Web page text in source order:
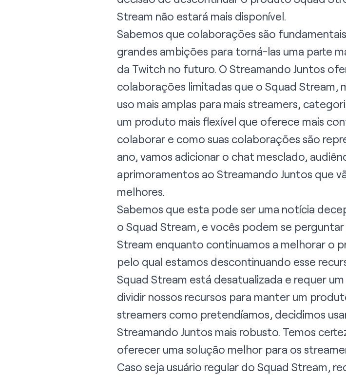
Stream não estará mais disponível.
Sabemos que colaborações são
grandes ambições para torná-las uma parte
da Twitch no futuro. O Streamando Juntos
colaborações limitadas que o Squad
uso mais amplas para mais streamers,
um produto mais flexível que oferece mais
colaborar e como suas colaborações são
ano, vamos adicionar o chat mesclado,
aprimoramentos ao Streamando Juntos que
melhores.
Sabemos que esta pode ser uma notícia
o Squad Stream, e vocês podem se
Stream enquanto continuamos a melhorar o
pelo qual estamos descontinuando esse
Squad Stream está desatualizada e requer
dividir nossos recursos para manter um
streamers como pretendíamos, decidimos
Streamando Juntos mais robusto. Temos
oferecer uma solução melhor para os
Caso seja usuário regular do Squad Stream,